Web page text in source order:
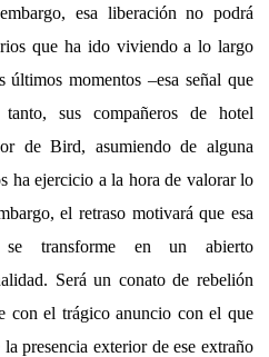
esa liberación no podrá
que ha ido viviendo a lo largo
últimos momentos –esa señal que
sus compañeros de hotel
de Bird, asumiendo de alguna
ha ejercicio a la hora de valorar lo
el retraso motivará que esa
se transforme en un abierto
Será un conato de rebelión
con el trágico anuncio con el que
presencia exterior de ese extraño